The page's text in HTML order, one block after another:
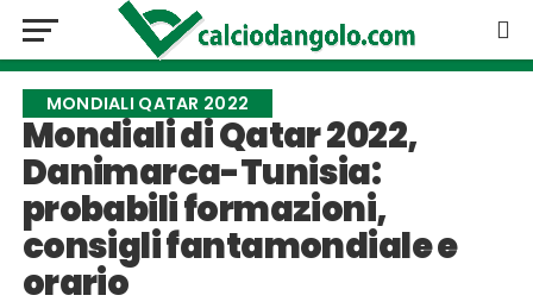
MONDIALI QATAR 2022
Mondiali di Qatar 2022,
Danimarca-Tunisia:
probabili formazioni,
consigli fantamondiale e
orario